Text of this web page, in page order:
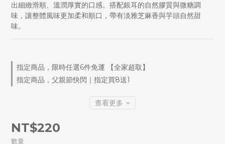
出細緻滑順、溫潤厚實的口感。搭配銀耳的自然膠質與微糖調
味，讓整體風味更加柔和順口，帶有淡雅芝麻香與芋頭自然甜
味。
指定商品，限時任選6件免運 【全家超取】
指定商品，父親節快閃｜指定買8送1
查看更多
NT$220
數量